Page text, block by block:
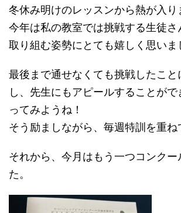
冬休み明けのレッスンから熱が入り
今年は私の教室では挑戦する生徒
取り組む姿勢にとても嬉しく思いま
最後まで通せなくても挑戦したこと
し、先生にもアピールすることが
ってみようね！
そう励ましながら、毎週特訓を重ね
それから、今月はもう一つコンクー
た。